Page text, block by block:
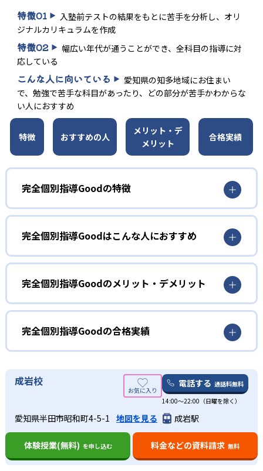
特徴01
入塾前テストの結果をもとに苦手を分析し、オリ
ジナルカリキュラムを作成
特徴02
幅広い年代が通うことができ、全科目の指導に対
応している
こんな人に向いている
愛知県の知多地域にお住まい
で、勉強で苦手な科目があったり、どの部分が苦手かわからな
い人におすすめ
特徴 おすすめの人
メリット・デ
メリット
合格実績
完全個別指導Goodの特徴
出典：完全個別指導Good
01
校舎長による学習診断とカリキュラム設定
完全個別指導Goodはこんな人におすすめ
小学生
苦手を克服したい人におすすめ
完全個別指導Goodでは、全科目の個別指導が受講できる。
苦手な科目がある場合、集中的に対策を講じることが可能
だ。また、入塾前の学力診断テストの結果をもとに面談を
行い、「どの科目が苦手なのか」「なぜこの科目が苦手な
のか」について洗い出しをした上でカリキュラムを決定す
苦痛」と感じている小学生におすすめできる。
中学生・高校生
部活や習い事が忙しい人におすすめ
完全個別指導Goodでは、授業の曜日と時間を子どもの都合
に合わせて選択可能である。部活や習い事で忙しくて毎日
の勉強時間の確保が難しくても、無理せず継続できるのは
完全個別指導Goodのメリット・デメリット
どんなメリットがある？
完全個別指導Goodのメリットは、小学2年生〜高校3年生ま
での全学年・全科目の指導に対応していること。入塾前の
学力診断テストの結果をもとに面談を行い、校舎長が一人
ひとりの成績向上を目的としたカリキュラムを作成するの
で、子どもが苦手な科目に注力しやすい。
また、知多地域に根ざした地元密着型の塾であることを活
かし、地域の各中学・高校の定期テストを研究している。
勉強方法のチェックやノートの取り方まで指導すること
で、定期テスト・内申点対策までを担ってくれるのは大き
なメリットだろう。
完全個別指導Goodの合格実績
完全個別指導Goodは合格実績を公式サイトで公開し、合格
者を輩出した学校を多数記載している。合格実績は以下の
高校の合格実績
桜台高校 半田東高校 -
成岩校 電話する 通話料無料
14:00〜22:00（日曜を除く）
愛知県半田市昭和町4-5-1 地図を見る 成岩駅
体験授業(無料) を申し込む 料金などの資料請求 無料